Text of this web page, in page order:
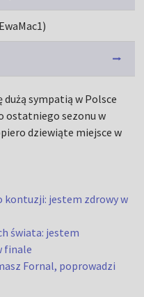
dużą sympatią w Polsce
ostatniego sezonu w
dziewiąte miejsce w
kontuzji: jestem zdrowy w
świata: jestem
finale
Fornal, poprowadzi